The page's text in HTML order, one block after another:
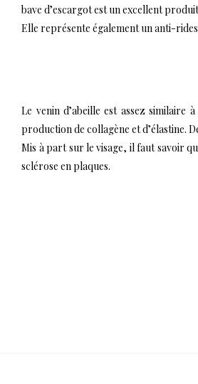
bave d’escargot est un excellent
Elle représente également un anti-
Le venin d’abeille est assez
production de collagène et d’élastine.
Mis à part sur le visage, il faut savoir
sclérose en plaques.